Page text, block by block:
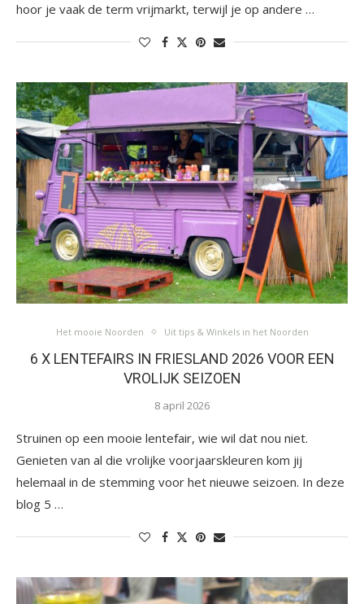
hoor je vaak de term vrijmarkt, terwijl je op andere …
Het mooie Noorden Uit tips & Winkels in het Noorden
6 X LENTEFAIRS IN FRIESLAND 2026 VOOR EEN
VROLIJK SEIZOEN
8 april 2026
Struinen op een mooie lentefair, wie wil dat nou niet.
Genieten van al die vrolijke voorjaarskleuren kom jij
helemaal in de stemming voor het nieuwe seizoen. In deze
blog 5 …